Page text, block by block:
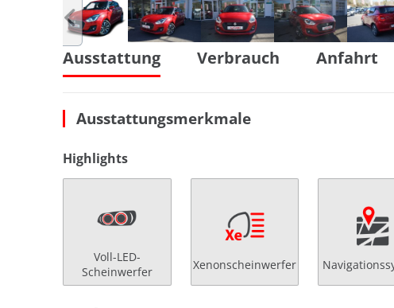
Ausstattung Verbrauch Anfahrt
Ausstattungsmerkmale
Highlights
Voll-LED-
Scheinwerfer
Xenonscheinwerfer